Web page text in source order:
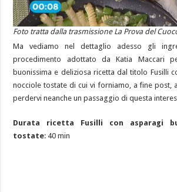
Foto tratta dalla trasmissione La Prova del
Ma vediamo nel dettaglio adesso gli
procedimento adottato da Katia Maccari
buonissima e deliziosa ricetta dal titolo Fusilli
nocciole tostate di cui vi forniamo, a fine post,
perdervi neanche un passaggio di questa
Durata ricetta Fusilli con asparagi
tostate: 40 min